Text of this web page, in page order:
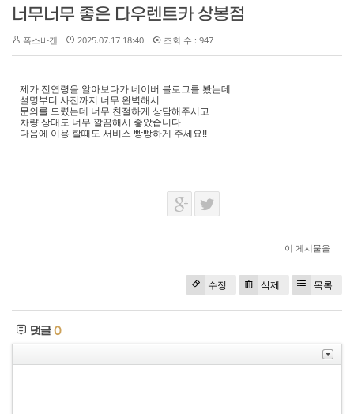
너무너무 좋은 다우렌트카 상봉점
폭스바겐 2025.07.17 18:40 조회 수 : 947
제가 전연령을 알아보다가 네이버 블로그를 봤는데
설명부터 사진까지 너무 완벽해서
문의를 드렸는데 너무 친절하게 상담해주시고
차량 상태도 너무 깔끔해서 좋았습니다
다음에 이용 할때도 서비스 빵빵하게 주세요!!
이 게시물을
수정 삭제 목록
댓글0